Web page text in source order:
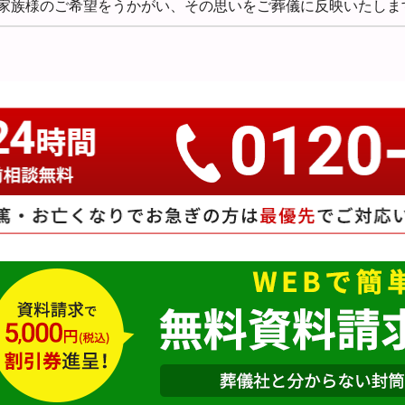
族様のご希望をうかがい、その思いをご葬儀に反映いたしま